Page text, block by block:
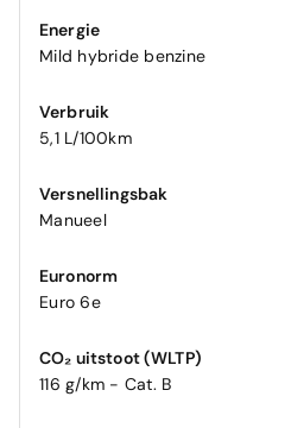
Energie
Mild hybride benzine
Verbruik
5,1 L/100km
Versnellingsbak
Manueel
Euronorm
Euro 6e
CO₂ uitstoot (WLTP)
116 g/km - Cat. B